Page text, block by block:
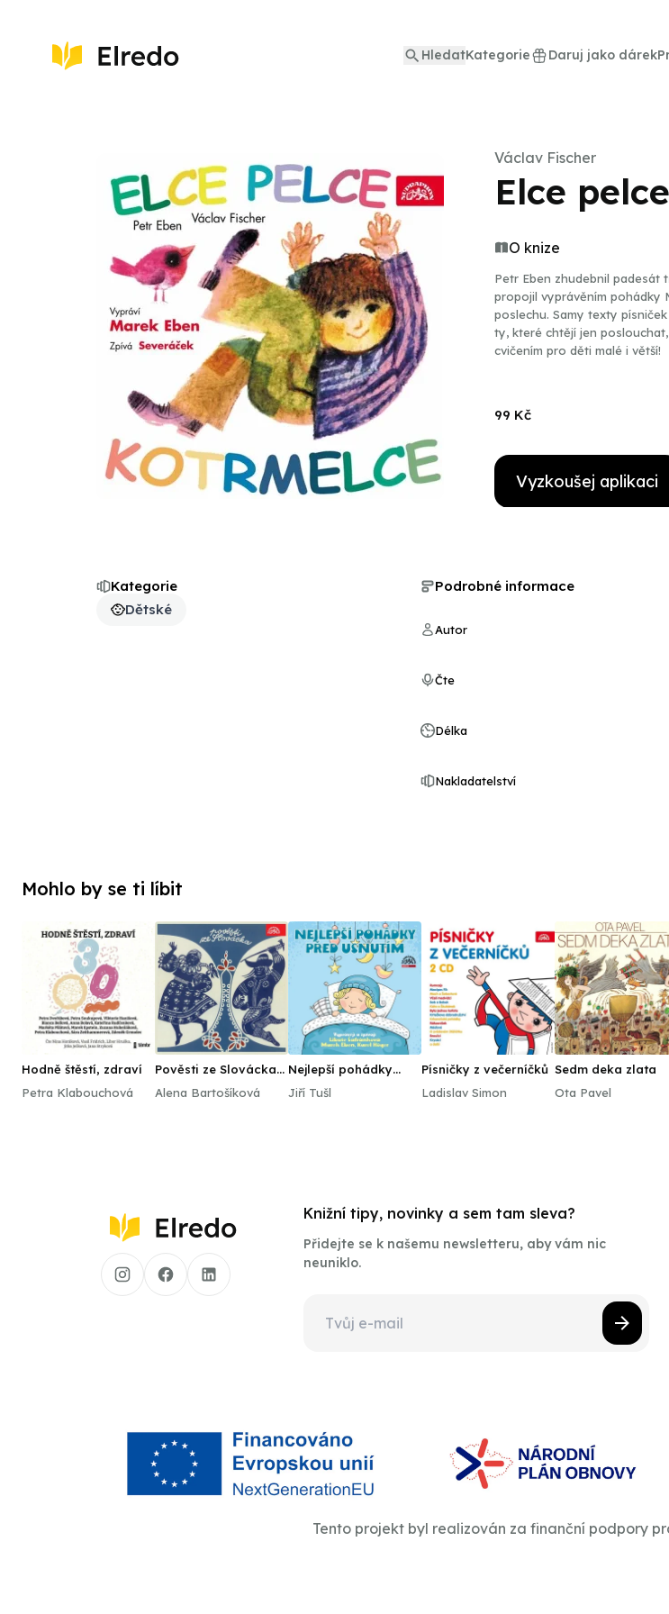
HledatKategorie Daruj jako dárek
Václav Fischer
Elce
O knize
Petr Eben zhudebnil padesát
propojil vyprávěním pohádky
poslechu. Samy texty
ty, které chtějí jen poslouchat, vede
cvičením pro děti malé i větší!
99 Kč
Vyzkoušej aplikaci
Kategorie
Dětské
Podrobné informace
Autor
Čte
Délka
Nakladatelství
Mohlo by se ti líbit
Hodně štěstí, zdraví
Petra Klabouchová
Pověsti ze Slovácka
Alena Bartošíková
Nejlepší pohádky
Jiří Tušl
Písničky z večerníčků
Ladislav Simon
Sedm deka zlata
Ota Pavel
Knižní tipy, novinky a sem tam sleva?
Přidejte se k našemu newsletteru, aby vám nic
neuniklo.
Tento projekt byl realizován za finanční podpory